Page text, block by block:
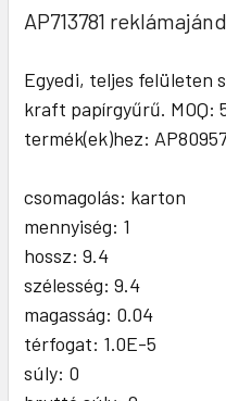
AP713781
Egyedi, teljes felületen
kraft papírgyűrű. MOQ:
termék(ek)hez:
csomagolás: karton
mennyiség: 1
hossz: 9.4
szélesség: 9.4
magasság: 0.04
térfogat: 1.0E-5
súly: 0